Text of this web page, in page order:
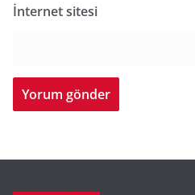
İnternet sitesi